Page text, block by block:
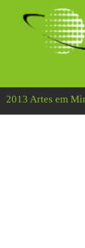
2013 Artes em